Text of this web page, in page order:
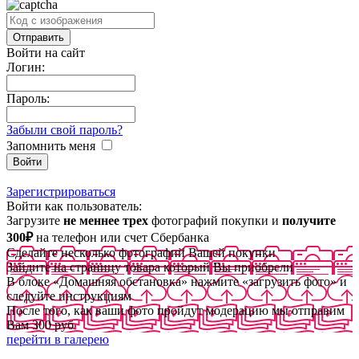
Войти на сайт
Логин:
Пароль:
Забыли свой пароль?
Запомнить меня
Зарегистрироваться
Войти как пользователь:
Загрузите не меннее трех фотографий покупки и получите
300₽на телефон или счет Сбербанка
Сделайте несколько фотографий Вашей покупки
Зайдите на страницу товара который Вы приобрели
В блоке «Домашняя обстановка» нажмите «загрузить фото» и
следуйте инструкциям
После того, как ваши фото пройдут модерацию мы отправим
Вам 300 руб
перейти в галерею